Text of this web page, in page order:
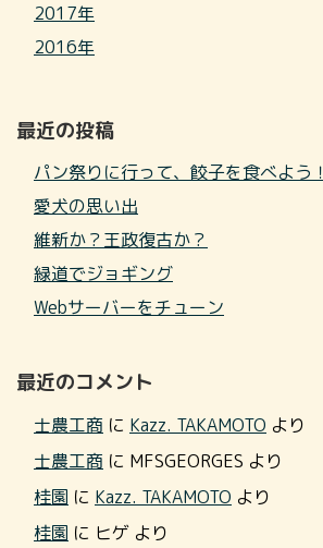
2017年
2016年
最近の投稿
パン祭りに行って、餃子を食べよう！
愛犬の思い出
維新か？王政復古か？
緑道でジョギング
Webサーバーをチューン
最近のコメント
士農工商 に Kazz. TAKAMOTO より
士農工商 に MFSGEORGES より
桂園 に Kazz. TAKAMOTO より
桂園 に ヒゲ より